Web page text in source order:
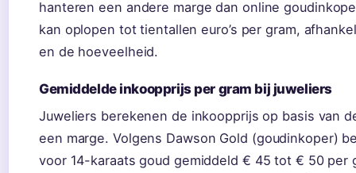
hanteren een andere marge dan online
kan oplopen tot tientallen euro’s per gram,
en de hoeveelheid.
Gemiddelde inkoopprijs per gram bij juweliers
Juweliers berekenen de inkoopprijs op basis van
een marge. Volgens Dawson Gold (goudinkoper)
voor 14-karaats goud gemiddeld € 45 tot € 50 per